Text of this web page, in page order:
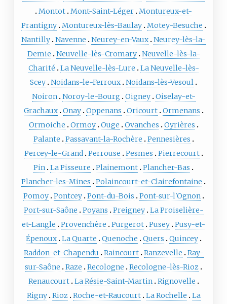
Montot Mont-Saint-Léger Montureux-et-
Prantigny Montureux-lès-Baulay Motey-Besuche
Nantilly Navenne Neurey-en-Vaux Neurey-lès-la-
Demie
Neuvelle-lès-Cromary Neuvelle-lès-la-
Charité
La Neuvelle-lès-Lure
La Neuvelle-lès-
Scey Noidans-le-Ferroux Noidans-lès-Vesoul
Noiron Noroy-le-Bourg Oigney Oiselay-et-
Grachaux Onay Oppenans Oricourt Ormenans
Ormoiche
Ormoy Ouge Ovanches
Oyrières
Palante
Passavant-la-Rochère
Pennesières
Percey-le-Grand Perrouse Pesmes
Pierrecourt
Pin La Pisseure Plainemont Plancher-Bas
Plancher-les-Mines
Polaincourt-et-Clairefontaine
Pomoy Pontcey Pont-du-Bois
Pont-sur-l'Ognon
Port-sur-Saône
Poyans Preigney La Proiselière-
et-Langle
Provenchère Purgerot Pusey Pusy-et-
Épenoux La Quarte Quenoche Quers
Quincey
Raddon-et-Chapendu
Raincourt Ranzevelle
Ray-
sur-Saône
Raze Recologne
Recologne-lès-Rioz
Renaucourt La Résie-Saint-Martin Rignovelle
Rigny Rioz Roche-et-Raucourt La Rochelle
La